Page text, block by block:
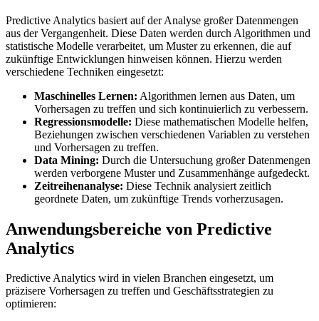
Predictive Analytics basiert auf der Analyse großer Datenmengen
aus der Vergangenheit. Diese Daten werden durch Algorithmen und
statistische Modelle verarbeitet, um Muster zu erkennen, die auf
zukünftige Entwicklungen hinweisen können. Hierzu werden
verschiedene Techniken eingesetzt:
Maschinelles Lernen: Algorithmen lernen aus Daten, um
Vorhersagen zu treffen und sich kontinuierlich zu verbessern.
Regressionsmodelle: Diese mathematischen Modelle helfen,
Beziehungen zwischen verschiedenen Variablen zu verstehen
und Vorhersagen zu treffen.
Data Mining: Durch die Untersuchung großer Datenmengen
werden verborgene Muster und Zusammenhänge aufgedeckt.
Zeitreihenanalyse: Diese Technik analysiert zeitlich
geordnete Daten, um zukünftige Trends vorherzusagen.
Anwendungsbereiche von Predictive
Analytics
Predictive Analytics wird in vielen Branchen eingesetzt, um
präzisere Vorhersagen zu treffen und Geschäftsstrategien zu
optimieren: